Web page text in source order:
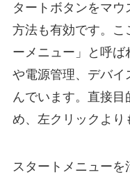
タートボタンをマ
方法も有効です。こ
ーメニュー」と呼ば
や電源管理、デバイ
んでいます。直接
め、左クリックより
スタートメニューを